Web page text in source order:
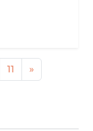
11 »